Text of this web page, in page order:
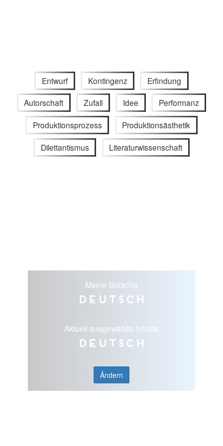
Entwurf Kontingenz Erfindung
Autorschaft Zufall Idee Performanz
Produktionsprozess Produktionsästhetik
Dilettantismus Literaturwissenschaft
Meine Sprache
Deutsch
Aktuell ausgewählte Inhalte
Deutsch
Ändern